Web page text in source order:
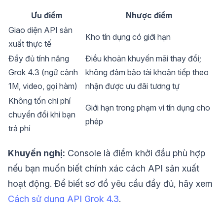
Ưu điểm
Nhược điểm
Giao diện API sản
xuất thực tế
Kho tín dụng có giới hạn
Đầy đủ tính năng
Grok 4.3 (ngữ cảnh
1M, video, gọi hàm)
Điều khoản khuyến mãi thay đổi;
không đảm bảo tài khoản tiếp theo
nhận được ưu đãi tương tự
Không tốn chi phí
chuyển đổi khi bạn
trả phí
Giới hạn trong phạm vi tín dụng cho
phép
Khuyến nghị: Console là điểm khởi đầu phù hợp
nếu bạn muốn biết chính xác cách API sản xuất
hoạt động. Để biết sơ đồ yêu cầu đầy đủ, hãy xem
Cách sử dụng API Grok 4.3.